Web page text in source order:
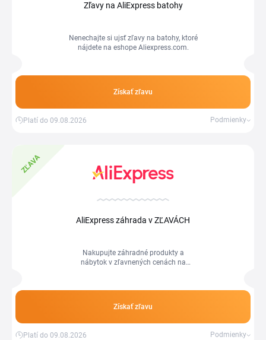
Zľavy na AliExpress batohy
Nenechajte si ujsť zľavy na batohy, ktoré
nájdete na eshope Aliexpress.com.
Získať zľavu
Platí do 09.08.2026 Podmienky
ZĽAVA
AliExpress záhrada v ZĽAVÁCH
Nakupujte záhradné produkty a
nábytok v zľavnených cenách na
Získať zľavu
Platí do 09.08.2026 Podmienky